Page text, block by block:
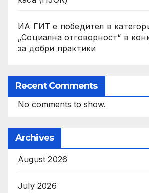
ИА ГИТ е победител в
„Социална отговорност“ в
за добри практики
Recent Comments
No comments to show.
Archives
August 2026
July 2026